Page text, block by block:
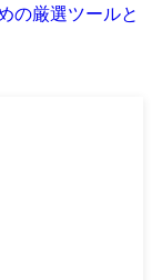
の厳選ツールと